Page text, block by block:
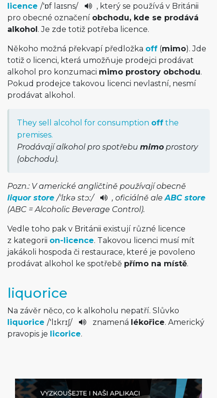
licence /'ɒf laɪsn­s/
, který se používá v Británii
pro obecné označení obchodu, kde se prodává
alkohol . Je zde totiž potřeba licence.
Někoho možná překvapí předložka off (mimo). Jde
totiž o licenci, která umožňuje prodejci prodávat
alkohol pro konzumaci mimo prostory obchodu.
Pokud prodejce takovou licenci nevlastní, nesmí
prodávat alkohol.
They sell alcohol for consumption off the
premises.
Prodávají alkohol pro spotřebu mimo prostory
(obchodu).
Pozn.: V americké angličtině používají obecně
liquor store /'lɪkə stɔ­:/ , oficiálně aleABC store
(ABC = Alcoholic Beverage Control).
Vedle toho pak v Británii existují různé licence
z kategorii on-licence. Takovou licenci musí mít
jakákoli hospoda či restaurace, které je povoleno
prodávat alkohol ke spotřebě přímo na místě.
liquorice
Na závěr něco, co k alkoholu nepatří. Slůvko
liquorice /'lɪkrɪʃ/ znamená lékořice. Americký
pravopis je licorice.